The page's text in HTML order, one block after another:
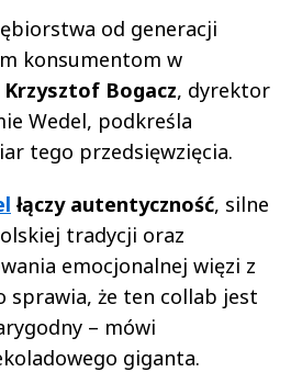
od generacji
konsumentom w
Krzysztof Bogacz, dyrektor
Wedel, podkreśla
tego przedsięwzięcia.
łączy autentyczność, silne
tradycji oraz
emocjonalnej więzi z
sprawia, że ten collab jest
– mówi
giganta.